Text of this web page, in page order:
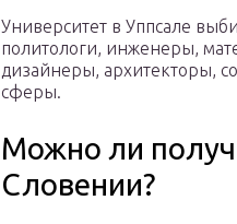
Университет в Уппсале
политологи, инженеры,
дизайнеры, архитекторы,
сферы.
Можно ли
Словении?